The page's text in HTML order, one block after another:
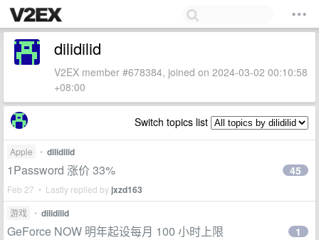
dilidilid
V2EX member #678384, joined on 2024-03-02 00:10:58
+08:00
Switch topics list
Apple • dilidilid
1Password 涨价 33%
Feb 27 • Lastly replied by jxzd163
45
游戏 • dilidilid
GeForce NOW 明年起设每月 100 小时上限 1